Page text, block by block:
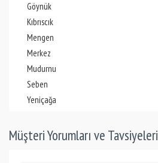
Göynük
Kıbrıscık
Mengen
Merkez
Mudurnu
Seben
Yeniçağa
Müşteri Yorumları ve Tavsiyeleri